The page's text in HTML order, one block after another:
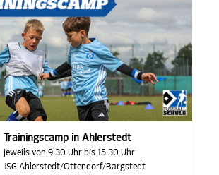
Trainingscamp in Ahlerstedt
jeweils von 9.30 Uhr bis 15.30 Uhr
JSG Ahlerstedt/Ottendorf/Bargstedt